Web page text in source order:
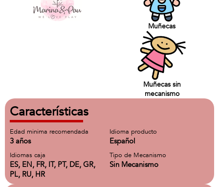
Muñecas
Muñecas sin
mecanismo
Características
Edad minima recomendada
3 años
Idioma producto
Español
Idiomas caja
ES, EN, FR, IT, PT, DE, GR,
PL, RU, HR
Tipo de Mecanismo
Sin Mecanismo